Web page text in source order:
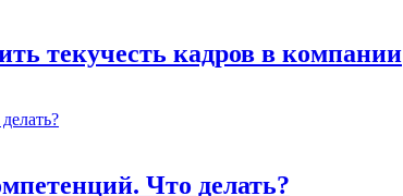
текучесть кадров в компании
Что делать?